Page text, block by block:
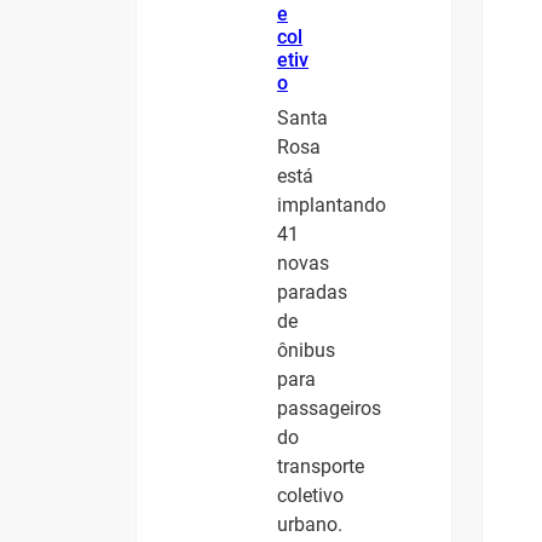
e
col
etiv
o
Santa
Rosa
está
implantando
41
novas
paradas
de
ônibus
para
passageiros
do
transporte
coletivo
urbano.